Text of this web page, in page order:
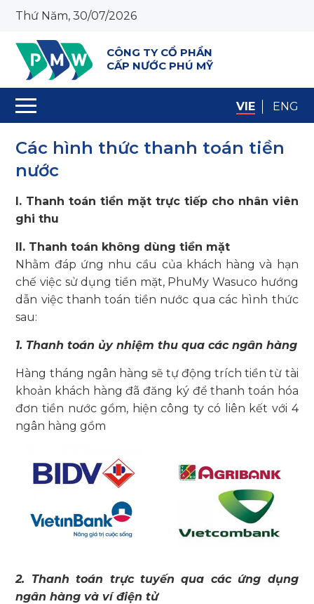
Thứ Năm, 30/07/2026
VIE ENG
CÔNG TY CỔ PHẦN
CẤP NƯỚC PHÚ MỸ
Các hình thức thanh toán tiền
nước
I. Thanh toán tiền mặt trực tiếp cho nhân viên
ghi thu
II. Thanh toán không dùng tiền mặt
Nhằm đáp ứng nhu cầu của khách hàng và hạn
chế việc sử dụng tiền mặt, PhuMy Wasuco hướng
dẫn việc thanh toán tiền nước qua các hình thức
sau:
1. Thanh toán ủy nhiệm thu qua các ngân hàng
Hàng tháng ngân hàng sẽ tự động trích tiền từ tài
khoản khách hàng đã đăng ký để thanh toán hóa
đơn tiền nước gồm, hiện công ty có liên kết với 4
ngân hàng gồm
2. Thanh toán trực tuyến qua các ứng dụng
ngân hàng và ví điện tử